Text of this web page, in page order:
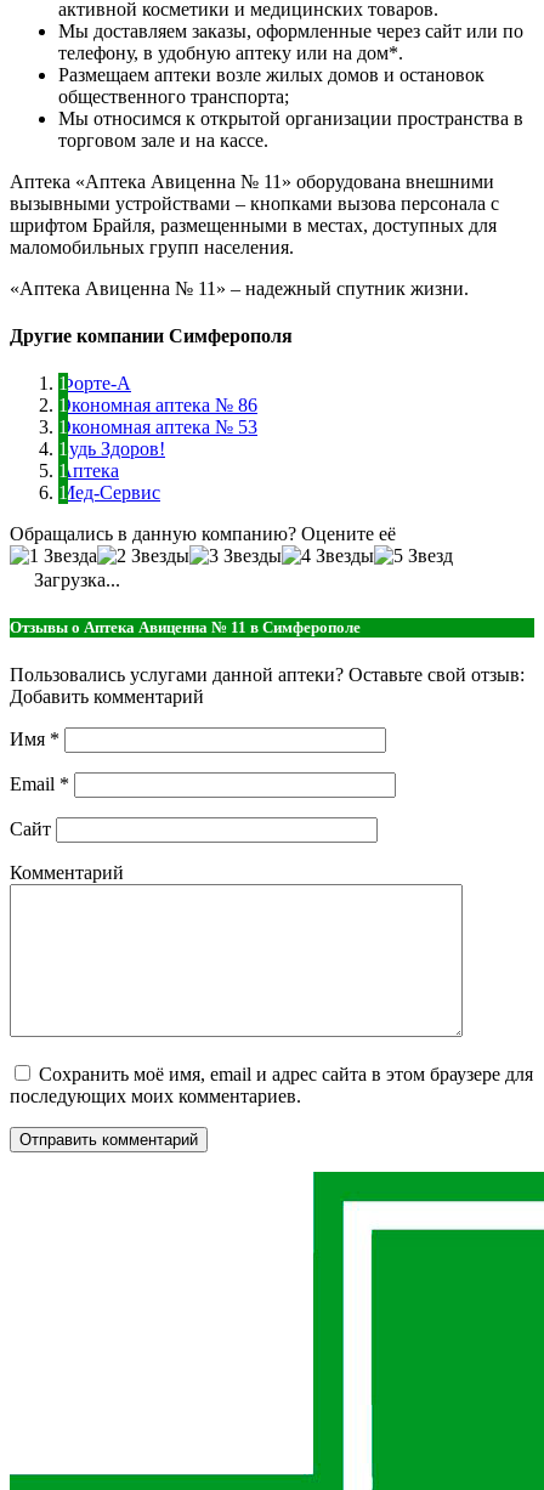
активной косметики и медицинских товаров.
Мы доставляем заказы, оформленные через сайт или по
телефону, в удобную аптеку или на дом*.
Размещаем аптеки возле жилых домов и остановок
общественного транспорта;
Мы относимся к открытой организации пространства в
торговом зале и на кассе.
Аптека «Аптека Авиценна № 11» оборудована внешними
вызывными устройствами – кнопками вызова персонала с
шрифтом Брайля, размещенными в местах, доступных для
маломобильных групп населения.
«Аптека Авиценна № 11» – надежный спутник жизни.
Другие компании Симферополя
Форте-А
Экономная аптека № 86
Экономная аптека № 53
Будь Здоров!
Аптека
Мед-Сервис
Обращались в данную компанию? Оцените её
Загрузка...
Отзывы о Аптека Авиценна № 11 в Симферополе
Пользовались услугами данной аптеки? Оставьте свой отзыв:
Добавить комментарий
Имя *
Email *
Сайт
Комментарий
Сохранить моё имя, email и адрес сайта в этом браузере для
последующих моих комментариев.